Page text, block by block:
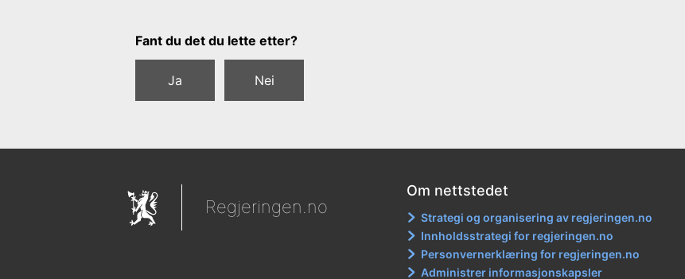
Tilbakemeldingsskjema
Fant du det du lette etter?
Ja Nei
Regjeringen.no
Om nettstedet
Strategi og organisering av regjeringen.no
Innholdsstrategi for regjeringen.no
Personvernerklæring for regjeringen.no
Administrer informasjonskapsler